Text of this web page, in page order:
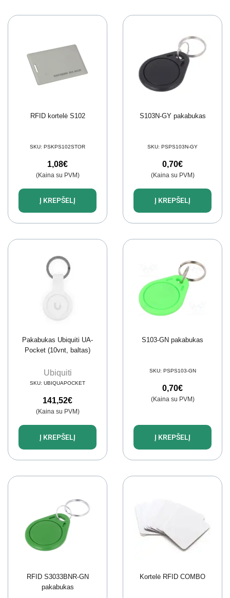
RFID kortelė S102
SKU: PSKPS102STOR
1,08€
(Kaina su PVM)
Į KREPŠELĮ
S103N-GY pakabukas
SKU: PSPS103N-GY
0,70€
(Kaina su PVM)
Į KREPŠELĮ
Pakabukas Ubiquiti UA-
Pocket (10vnt, baltas)
Ubiquiti
SKU: UBIQUAPOCKET
141,52€
(Kaina su PVM)
Į KREPŠELĮ
S103-GN pakabukas
SKU: PSPS103-GN
0,70€
(Kaina su PVM)
Į KREPŠELĮ
RFID S3033BNR-GN
pakabukas
Kortelė RFID COMBO